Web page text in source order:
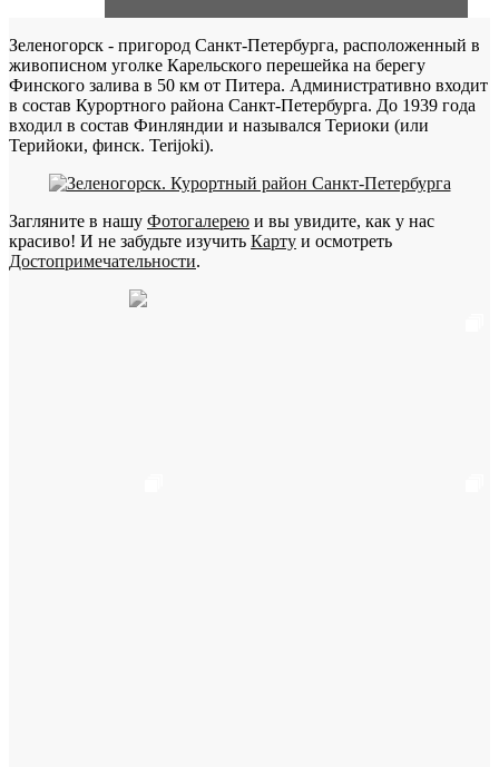
Зеленогорск - пригород Санкт-Петербурга, расположенный в
живописном уголке Карельского перешейка на берегу
Финского залива в 50 км от Питера. Административно входит
в состав Курортного района Санкт-Петербурга. До 1939 года
входил в состав Финляндии и назывался Териоки (или
Терийоки, финск. Terijoki).
Загляните в нашу Фотогалерею и вы увидите, как у нас
красиво! И не забудьте изучить Карту и осмотреть
Достопримечательности.